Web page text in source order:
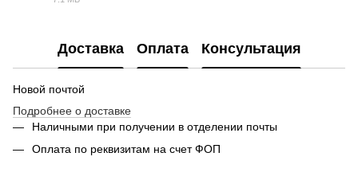
Доставка Оплата Консультация
Новой почтой
Подробнее о доставке
Наличными при получении в отделении почты
Оплата по реквизитам на счет ФОП